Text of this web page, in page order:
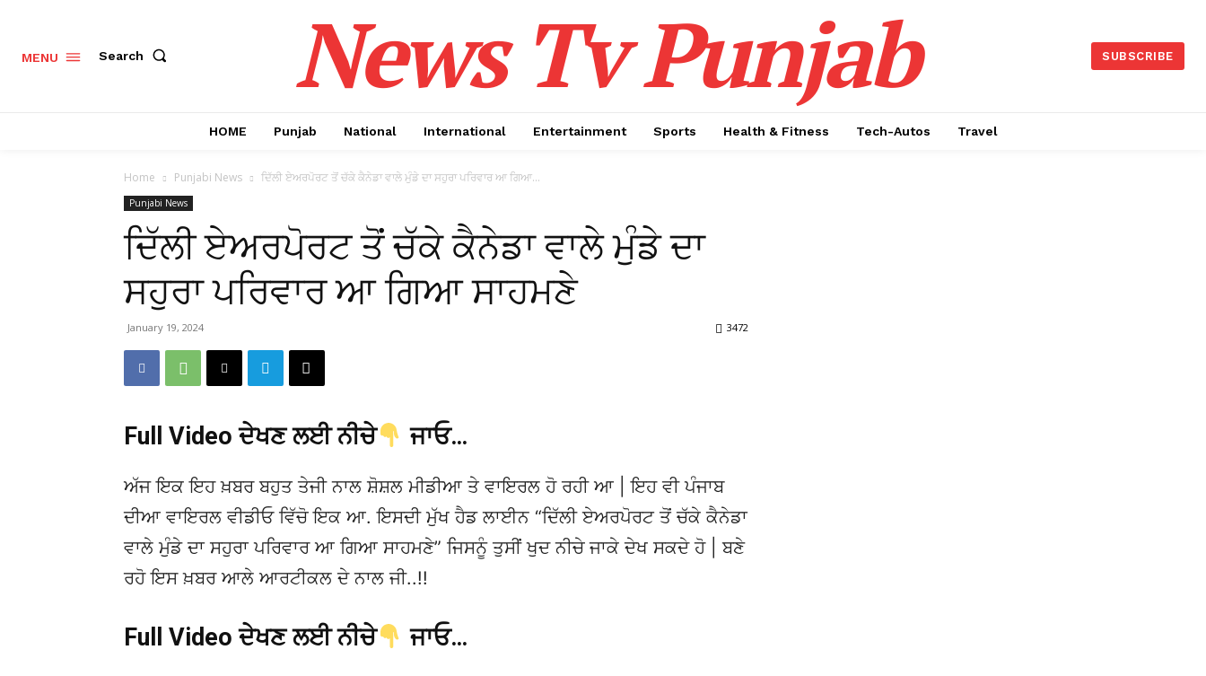
MENU Search News Tv Punjab SUBSCRIBE
HOME Punjab National International Entertainment Sports Health & Fitness Tech-Autos Travel
Home Punjabi News ਦਿੱਲੀ ਏਅਰਪੋਰਟ ਤੋਂ ਚੱਕੇ ਕੈਨੇਡਾ ਵਾਲੇ ਮੁੰਡੇ ਦਾ ਸਹੁਰਾ ਪਰਿਵਾਰ ਆ ਗਿਆ...
Punjabi News
ਦਿੱਲੀ ਏਅਰਪੋਰਟ ਤੋਂ ਚੱਕੇ ਕੈਨੇਡਾ ਵਾਲੇ ਮੁੰਡੇ ਦਾ
ਸਹੁਰਾ ਪਰਿਵਾਰ ਆ ਗਿਆ ਸਾਹਮਣੇ
January 19, 2024 3472
Full Video ਦੇਖਣ ਲਈ ਨੀਚੇ ਜਾਓ…
ਅੱਜ ਇਕ ਇਹ ਖ਼ਬਰ ਬਹੁਤ ਤੇਜੀ ਨਾਲ ਸ਼ੋਸ਼ਲ ਮੀਡੀਆ ਤੇ ਵਾਇਰਲ ਹੋ ਰਹੀ ਆ | ਇਹ ਵੀ ਪੰਜਾਬ
ਦੀਆ ਵਾਇਰਲ ਵੀਡੀਓ ਵਿੱਚੋ ਇਕ ਆ. ਇਸਦੀ ਮੁੱਖ ਹੈਡ ਲਾਈਨ “ਦਿੱਲੀ ਏਅਰਪੋਰਟ ਤੋਂ ਚੱਕੇ ਕੈਨੇਡਾ
ਵਾਲੇ ਮੁੰਡੇ ਦਾ ਸਹੁਰਾ ਪਰਿਵਾਰ ਆ ਗਿਆ ਸਾਹਮਣੇ” ਜਿਸਨੂੰ ਤੁਸੀਂ ਖੁਦ ਨੀਚੇ ਜਾਕੇ ਦੇਖ ਸਕਦੇ ਹੋ | ਬਣੇ
ਰਹੋ ਇਸ ਖ਼ਬਰ ਆਲੇ ਆਰਟੀਕਲ ਦੇ ਨਾਲ ਜੀ..!!
Full Video ਦੇਖਣ ਲਈ ਨੀਚੇ ਜਾਓ…